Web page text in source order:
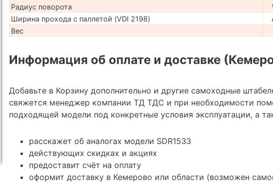
Радиус поворота
Ширина прохода с паллетой (VDI 2198)
Вес
Информация об оплате и доставке
Добавьте в Корзину дополнительно и другие самоходные
свяжется менеджер компании ТД ТДС и при необходимости
подходящей модели под конкретные условия эксплуатации, а
расскажет об аналогах модели SDR1533
действующих скидках и акциях
предоставит счёт на оплату
оформит доставку в Кемерово или области (возможен